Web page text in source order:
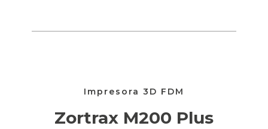
Impresora 3D FDM
Zortrax M200 Plus